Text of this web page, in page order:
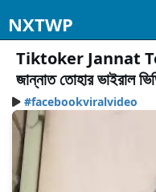
NXTWP
Tiktoker Jannat
জান্নাত তোহার ভাইরাল
#facebookviralvideo